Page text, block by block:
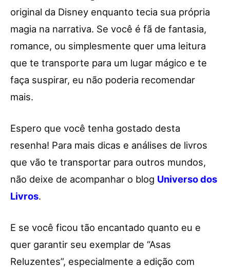
original da Disney enquanto tecia sua própria
magia na narrativa. Se você é fã de fantasia,
romance, ou simplesmente quer uma leitura
que te transporte para um lugar mágico e te
faça suspirar, eu não poderia recomendar
mais.
Espero que você tenha gostado desta
resenha! Para mais dicas e análises de livros
que vão te transportar para outros mundos,
não deixe de acompanhar o blog Universo dos
Livros.
E se você ficou tão encantado quanto eu e
quer garantir seu exemplar de “Asas
Reluzentes”, especialmente a edição com